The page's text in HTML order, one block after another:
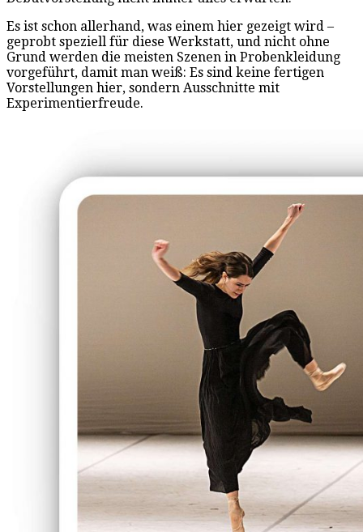
Es ist schon allerhand, was einem hier gezeigt wird –
geprobt speziell für diese Werkstatt, und nicht ohne
Grund werden die meisten Szenen in Probenkleidung
vorgeführt, damit man weiß: Es sind keine fertigen
Vorstellungen hier, sondern Ausschnitte mit
Experimentierfreude.